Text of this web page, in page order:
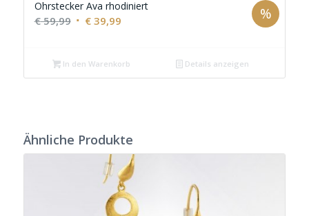
Ohrstecker Ava rhodiniert
€59,99 Ursprünglicher
€ 59,99
€39,99Aktueller
€ 39,99.
%
In den Warenkorb Details anzeigen
Ähnliche Produkte